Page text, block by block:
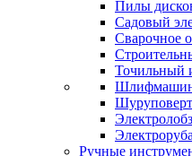
Пилы
Садовый
Сварочное
Точильный
Ручные